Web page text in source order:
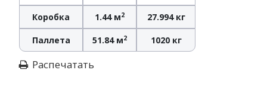
Коробка 1.44 м2 27.994 кг
Паллета 51.84 м2 1020 кг
Распечатать